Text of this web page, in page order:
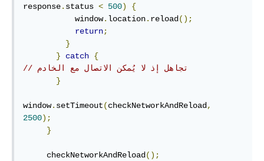
response. status < 500)
{
           window
. location. reload();
return;
}
}
catch {
// تجاهل إذ لا يُمكن الاتصال مع الخادم
}
window. setTimeout(checkNetworkAndReload,
2500);
}
     checkNetworkAndReload
();